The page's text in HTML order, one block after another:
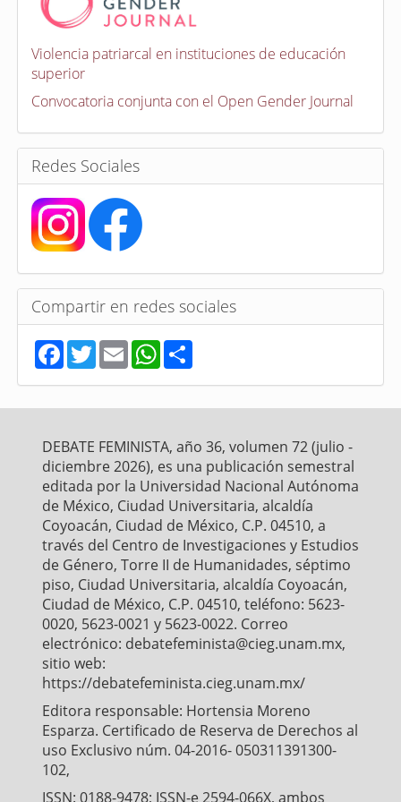
o
a
t
o
r
a
s
Violencia patriarcal en instituciones de educación
superior
Convocatoria conjunta con el Open Gender Journal
Redes Sociales
Compartir en redes sociales
F
a
c
e
b
k
T
w
t
t
E
m
a
i
l
W
h
a
t
s
p
S
h
r
e
DEBATE FEMINISTA, año 36, volumen 72 (julio -
diciembre 2026), es una publicación semestral
editada por la Universidad Nacional Autónoma
de México, Ciudad Universitaria, alcaldía
Coyoacán, Ciudad de México, C.P. 04510, a
través del Centro de Investigaciones y Estudios
de Género, Torre II de Humanidades, séptimo
piso, Ciudad Universitaria, alcaldía Coyoacán,
Ciudad de México, C.P. 04510, teléfono: 5623-
0020, 5623-0021 y 5623-0022. Correo
electrónico: debatefeminista@cieg.unam.mx,
sitio web:
https://debatefeminista.cieg.unam.mx/
Editora responsable: Hortensia Moreno
Esparza. Certificado de Reserva de Derechos al
uso Exclusivo núm. 04-2016- 050311391300-
102,
ISSN: 0188-9478; ISSN-e 2594-066X, ambos